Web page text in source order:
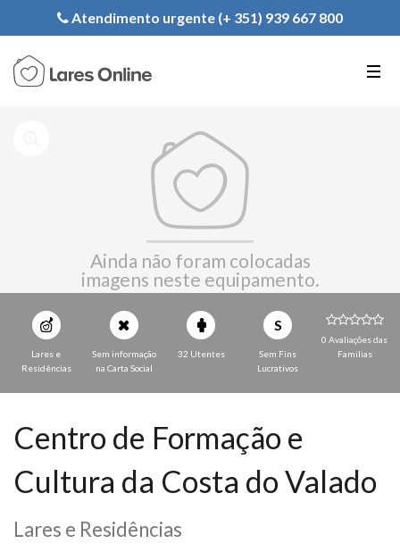
Registe a sua Instituição
Atendimento urgente (+ 351) 939 667 800
Ainda não foram colocadas
imagens neste equipamento.
Lares e
Residências
Sem informação
na Carta Social
32 Utentes
S
Sem Fins
Lucrativos
0 Avaliações das
Familias
Centro de Formação e
Cultura da Costa do Valado
Lares e Residências